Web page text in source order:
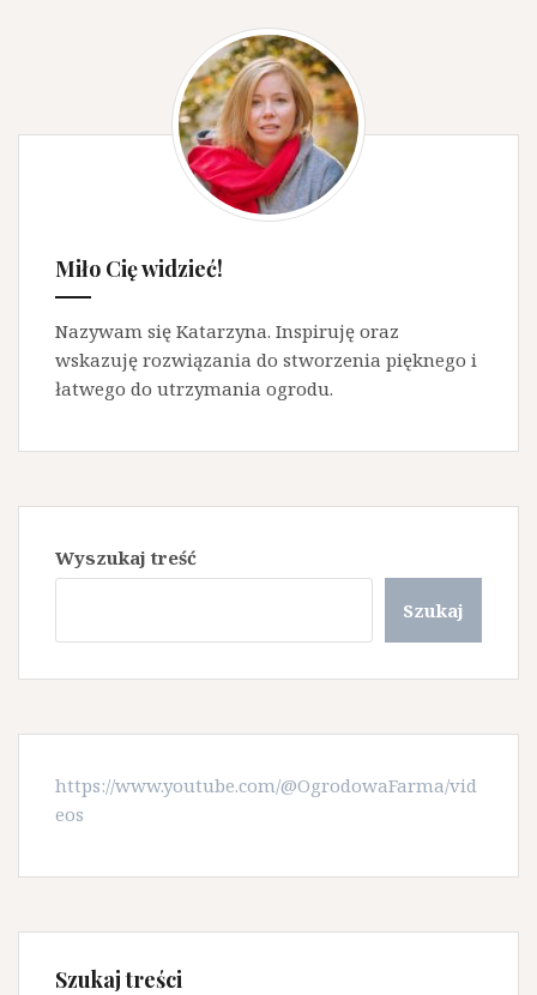
Miło Cię widzieć!
Nazywam się Katarzyna. Inspiruję oraz
wskazuję rozwiązania do stworzenia pięknego i
łatwego do utrzymania ogrodu.
Wyszukaj treść
Szukaj
https://www.youtube.com/@OgrodowaFarma/vid
eos
Szukaj treści